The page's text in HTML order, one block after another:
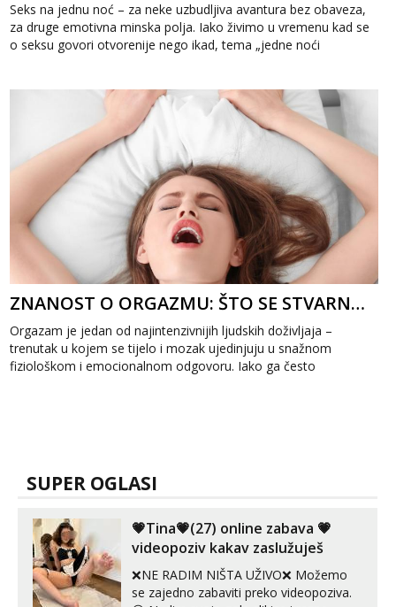
Seks na jednu noć – za neke uzbudljiva avantura bez obaveza,
za druge emotivna minska polja. Iako živimo u vremenu kad se
o seksu govori otvorenije nego ikad, tema „jedne noći
ZNANOST O ORGAZMU: ŠTO SE STVARNO DOGAĐA U TVOM MOZGU I TIJELU
Orgazam je jedan od najintenzivnijih ljudskih doživljaja –
trenutak u kojem se tijelo i mozak ujedinjuju u snažnom
fiziološkom i emocionalnom odgovoru. Iako ga često
SUPER OGLASI
💗Tina💗(27) online zabava 💗
videopoziv kakav zaslužuješ
❌NE RADIM NIŠTA UŽIVO❌ Možemo
se zajedno zabaviti preko videopoziva.